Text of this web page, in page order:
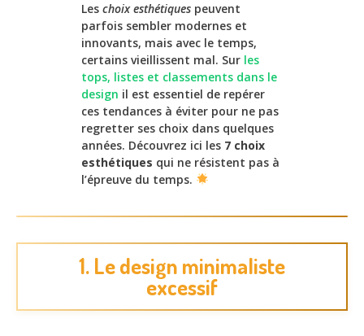
Les choix esthétiques peuvent
parfois sembler modernes et
innovants, mais avec le temps,
certains vieillissent mal. Sur les
tops, listes et classements dans le
design il est essentiel de repérer
ces tendances à éviter pour ne pas
regretter ses choix dans quelques
années. Découvrez ici les 7 choix
esthétiques qui ne résistent pas à
l’épreuve du temps.
1. Le design minimaliste
excessif